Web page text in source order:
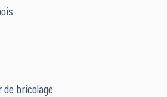
de bricolage